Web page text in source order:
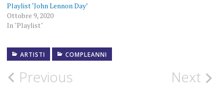
Playlist ‘John Lennon Day’
Ottobre 9, 2020
In "Playlist"
ARTISTI
COMPLEANNI
1940
BEATLES
Post
Previous Next